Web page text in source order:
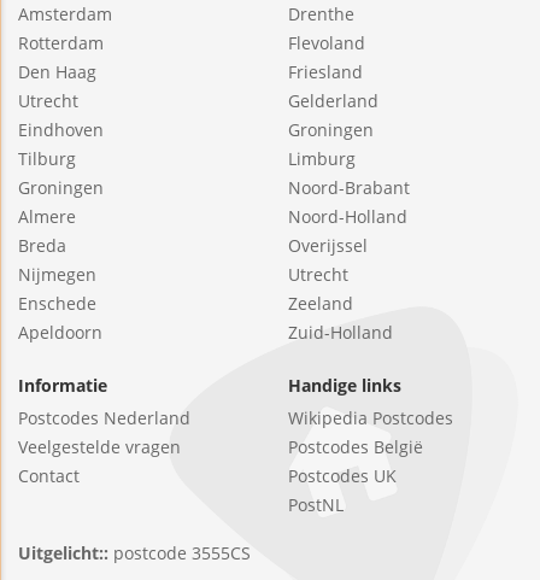
Amsterdam
Rotterdam
Den Haag
Utrecht
Eindhoven
Tilburg
Groningen
Almere
Breda
Nijmegen
Enschede
Apeldoorn
Drenthe
Flevoland
Friesland
Gelderland
Groningen
Limburg
Noord-Brabant
Noord-Holland
Overijssel
Utrecht
Zeeland
Zuid-Holland
Informatie
Postcodes Nederland
Veelgestelde vragen
Contact
Handige links
Wikipedia Postcodes
Postcodes België
Postcodes UK
PostNL
Uitgelicht:: postcode 3555CS